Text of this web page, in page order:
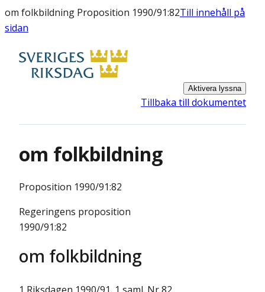
om folkbildning Proposition 1990/91:82Till innehåll på
sidan
Aktivera lyssna
Tillbaka till dokumentet
om folkbildning
Proposition 1990/91:82
Regeringens proposition
1990/91:82
om folkbildning